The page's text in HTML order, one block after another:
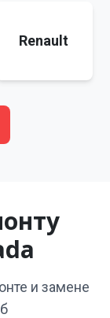
Renault
и замене